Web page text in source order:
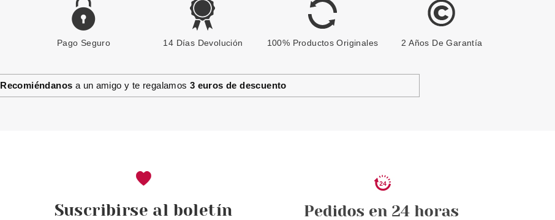
Pago Seguro 14 Días Devolución 100% Productos Originales 2 Años De Garantía
Recomiéndanos a un amigo y te regalamos 3 euros de descuento
Suscribirse al boletín